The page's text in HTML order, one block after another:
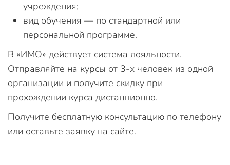
учреждения;
вид обучения — по стандартной или
персональной программе.
В «ИМО» действует система лояльности.
Отправляйте на курсы от 3-х человек из одной
организации и получите скидку при
прохождении курса дистанционно.
Получите бесплатную консультацию по телефону
или оставьте заявку на сайте.